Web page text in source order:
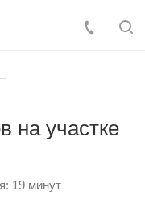
на участке
19 минут